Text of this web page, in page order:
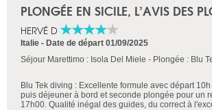
PLONGÉE EN SICILE, L’AVIS DES
HERVÉ D
Italie - Date de départ 01/09/2025
Séjour Marettimo : Isola Del Miele - Plongée : Blu
Blu Tek diving : Excellente formule avec départ
puis déjeuner à bord et seconde plongée pour un
17h00. Qualité inégal des guides, du correct à